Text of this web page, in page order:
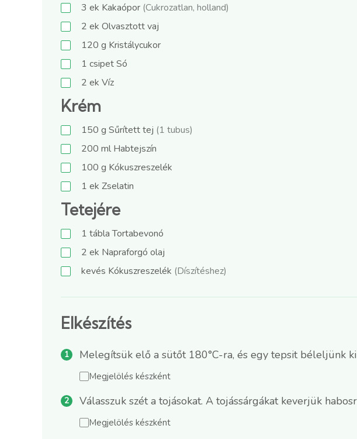
3 ek Kakaópor (Cukrozatlan, holland)
2 ek Olvasztott vaj
120 g Kristálycukor
1 csipetSó
2 ek Víz
Krém
150 g Sűrített tej (1 tubus)
200 ml Habtejszín
100 g Kókuszreszelék
1 ek Zselatin
Tetejére
1 táblaTortabevonó
2 ek Napraforgó olaj
kevés Kókuszreszelék (Díszítéshez)
Elkészítés
Melegítsük elő a sütőt 180°C-ra, és egy tepsit béleljünk
Megjelölés készként
Válasszuk szét a tojásokat. A tojássárgákat keverjük
Megjelölés készként